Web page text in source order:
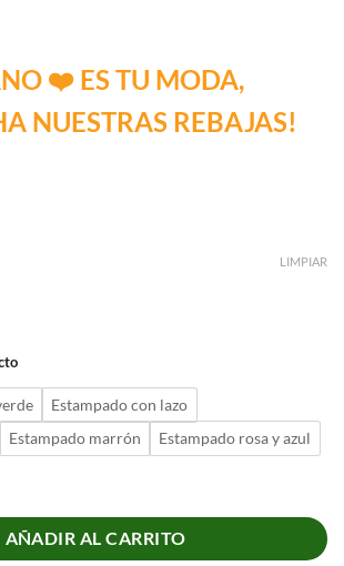
❤️ ES TU MODA,
NUESTRAS REBAJAS!
Estampado con lazo
Estampado marrón Estampado rosa y azul
LIMPIAR
cantidad
AÑADIR AL CARRITO